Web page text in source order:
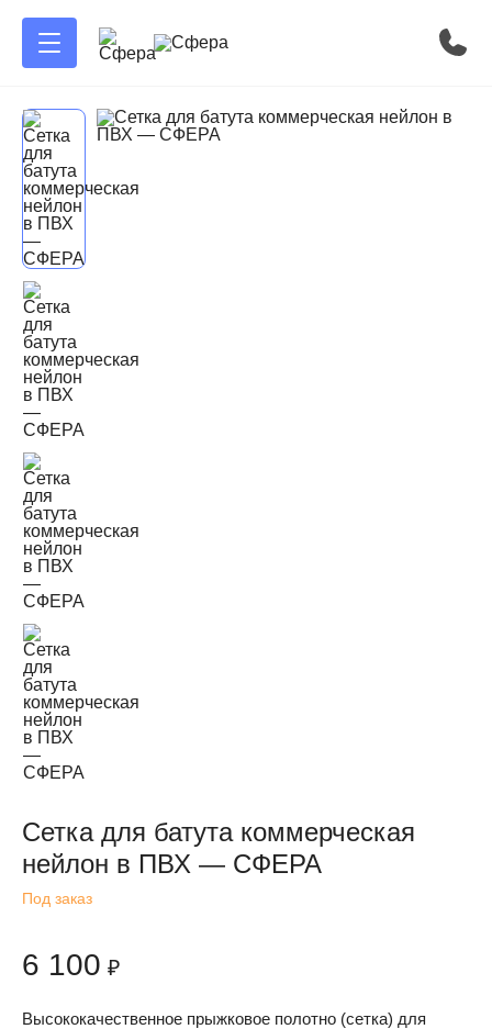
Сетка для батута коммерческая
нейлон в ПВХ — СФЕРА
Под заказ
6 100 ₽
Высококачественное прыжковое полотно (сетка) для